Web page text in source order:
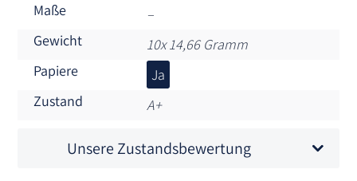
Maße
–
Gewicht
10x 14,66 Gramm
Papiere
Ja
Zustand
A+
Unsere Zustandsbewertung